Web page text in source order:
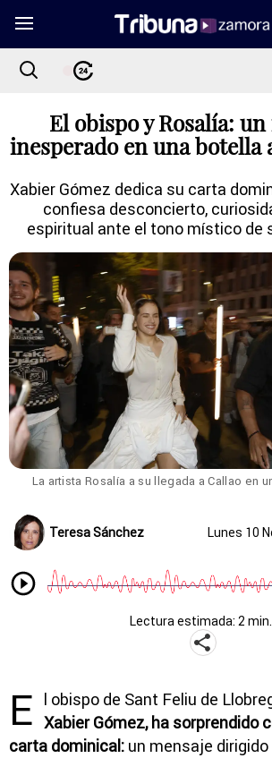
El obispo y Rosalía:
inesperado en una botella
Xabier Gómez dedica su carta
confiesa desconcierto,
espiritual ante el tono místico de
La artista Rosalía a su llegada a Callao en
Teresa Sánchez Lunes 10
Lectura estimada: 2 min.
E
l obispo de Sant Feliu de
Xabier Gómez, ha sorprendido
carta dominical: un mensaje